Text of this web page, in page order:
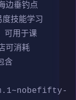
边垂钓点
技能学习
可用于课
可消耗
含